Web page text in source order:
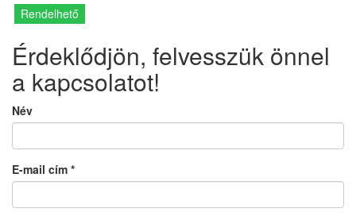
Rendelhető
Érdeklődjön, felvesszük önnel
a kapcsolatot!
Név
E-mail cím *